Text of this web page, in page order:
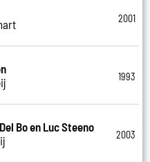
2001
1993
Bo en Luc Steeno
2003